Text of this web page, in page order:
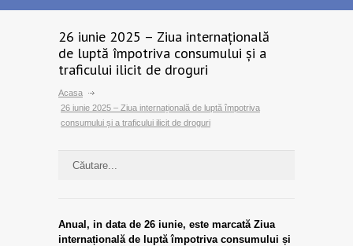
26 iunie 2025 – Ziua internațională
de luptă împotriva consumului și a
traficului ilicit de droguri
Acasa
26 iunie 2025 – Ziua internațională de luptă împotriva
consumului și a traficului ilicit de droguri
Anual, in data de 26 iunie, este marcată Ziua
internațională de luptă împotriva consumului și